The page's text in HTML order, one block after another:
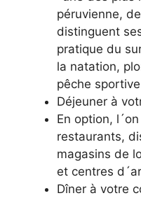
péruvienne,
distinguent
pratique du
la natation,
pêche sportive
Déjeuner à
En option,
restaurants,
magasins de
et centres
Dîner à votre